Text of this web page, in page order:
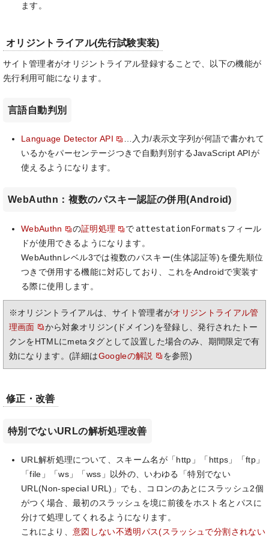
ます。
オリジントライアル(先行試験実装)
サイト管理者がオリジントライアル登録することで、以下の機能が
先行利用可能になります。
言語自動判別
Language Detector API
…入力/表示文字列が何語で書かれて
いるかをパーセンテージつきで自動判別するJavaScript APIが
使えるようになります。
WebAuthn：複数のパスキー認証の併用(Android)
WebAuthn の証明処理 で attestationFormats フィール
ドが使用できるようになります。
WebAuthnレベル3では複数のパスキー(生体認証等)を優先順位
つきで併用する機能に対応しており、これをAndroidで実装す
る際に使用します。
※オリジントライアルは、サイト管理者がオリジントライアル管
理画面
から対象オリジン(ドメイン)を登録し、発行されたトー
クンをHTMLにmetaタグとして設置した場合のみ、期間限定で有
効になります。(詳細はGoogleの解説 を参照)
修正・改善
特別でないURLの解析処理改善
URL解析処理について、スキーム名が「http」「https」「ftp」
「file」「ws」「wss」以外の、いわゆる「特別でない
URL(Non-special URL)」でも、コロンのあとにスラッシュ2個
がつく場合、最初のスラッシュを境に前後をホスト名とパスに
分けて処理してくれるようになります。
これにより、意図しない不透明パス(スラッシュで分割されない